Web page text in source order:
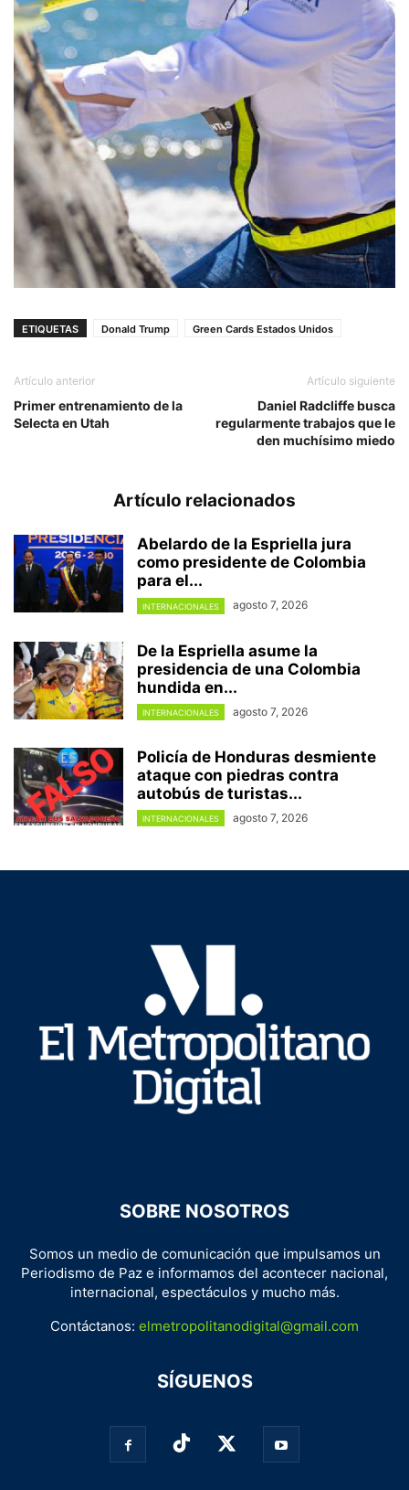
ETIQUETAS Donald Trump Green Cards Estados Unidos
Artículo anterior
Primer entrenamiento de la
Selecta en Utah
Artículo siguiente
Daniel Radcliffe busca
regularmente trabajos que le
den muchísimo miedo
Artículo relacionados
Abelardo de la Espriella jura
como presidente de Colombia
para el...
INTERNACIONALES agosto 7, 2026
De la Espriella asume la
presidencia de una Colombia
hundida en...
INTERNACIONALES agosto 7, 2026
Policía de Honduras desmiente
ataque con piedras contra
autobús de turistas...
INTERNACIONALES agosto 7, 2026
SOBRE NOSOTROS
Somos un medio de comunicación que impulsamos un
Periodismo de Paz e informamos del acontecer nacional,
internacional, espectáculos y mucho más.
Contáctanos: elmetropolitanodigital@gmail.com
SÍGUENOS